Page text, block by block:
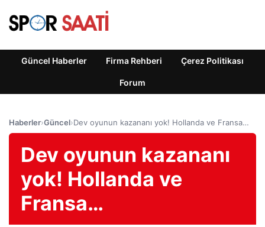
Güncel Haberler Firma Rehberi Çerez Politikası
Forum
Haberler›Güncel›Dev oyunun kazananı yok! Hollanda ve Fransa…
Dev oyunun kazananı
yok! Hollanda ve
Fransa…